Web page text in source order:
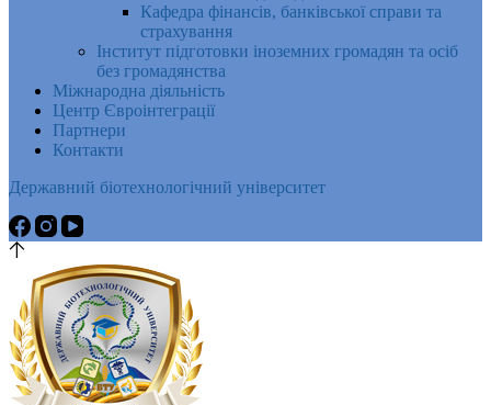
Кафедра фінансів, банківської справи та
страхування
Інститут підготовки іноземних громадян та осіб
без громадянства
Міжнародна діяльність
Центр Євроінтеграції
Партнери
Контакти
Державний біотехнологічний університет